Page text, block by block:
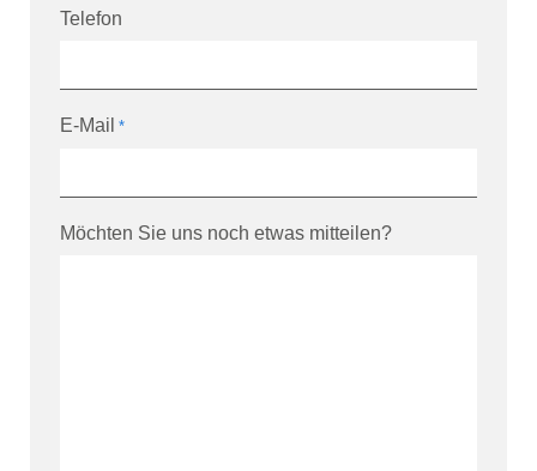
Telefon
E-Mail *
Möchten Sie uns noch etwas mitteilen?